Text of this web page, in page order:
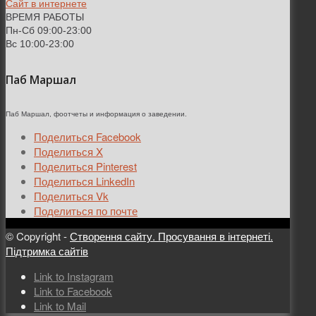
Сайт в интернете
ВРЕМЯ РАБОТЫ
Пн-Сб 09:00-23:00
Вс 10:00-23:00
Паб Маршал
Паб Маршал, фоотчеты и информация о заведении.
Поделиться Facebook
Поделиться X
Поделиться Pinterest
Поделиться LinkedIn
Поделиться Vk
Поделиться по почте
© Copyright -Створення сайту. Просування в інтернеті.
Підтримка сайтів
Link to Instagram
Link to Facebook
Link to Mail